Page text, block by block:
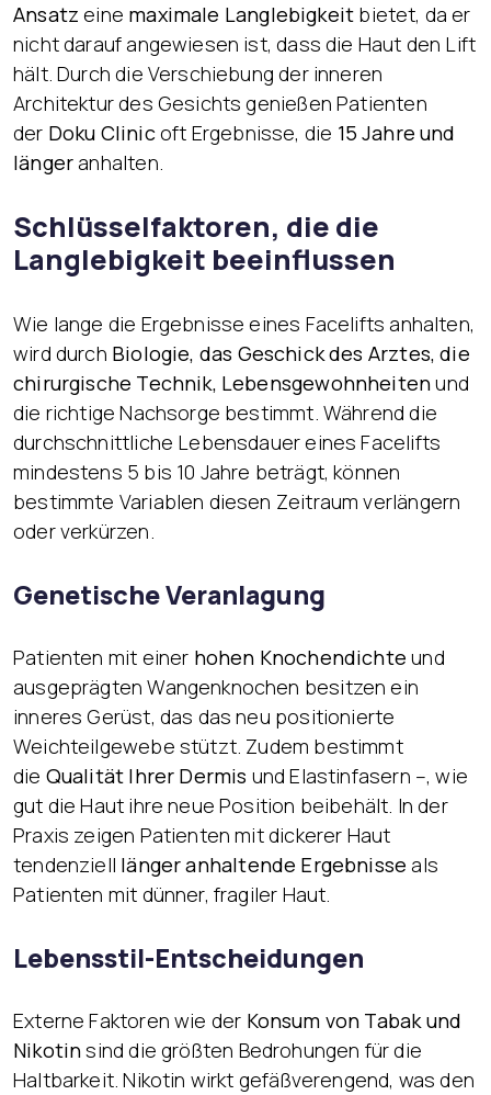
Ansatz eine maximale Langlebigkeit bietet, da er
nicht darauf angewiesen ist, dass die Haut den Lift
hält. Durch die Verschiebung der inneren
Architektur des Gesichts genießen Patienten
der Doku Clinicoft Ergebnisse, die 15 Jahre und
längeranhalten.
Schlüsselfaktoren, die die
Langlebigkeit beeinflussen
Wie lange die Ergebnisse eines Facelifts anhalten,
wird durch Biologie, das Geschick des Arztes, die
chirurgische Technik, Lebensgewohnheitenund
die richtige Nachsorge bestimmt. Während die
durchschnittliche Lebensdauer eines Facelifts
mindestens 5 bis 10 Jahre beträgt, können
bestimmte Variablen diesen Zeitraum verlängern
oder verkürzen.
Genetische Veranlagung
Patienten mit einer hohen Knochendichte und
ausgeprägten Wangenknochen besitzen ein
inneres Gerüst, das das neu positionierte
Weichteilgewebe stützt. Zudem bestimmt
die Qualität Ihrer Dermis und Elastinfasern –, wie
gut die Haut ihre neue Position beibehält. In der
Praxis zeigen Patienten mit dickerer Haut
tendenziell länger anhaltende Ergebnisse als
Patienten mit dünner, fragiler Haut.
Lebensstil-Entscheidungen
Externe Faktoren wie der Konsum von Tabak und
Nikotinsind die größten Bedrohungen für die
Haltbarkeit. Nikotin wirkt gefäßverengend, was den